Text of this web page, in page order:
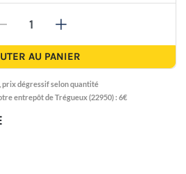
- +
AU PANIER
prix dégressif selon quantité
entrepôt de Trégueux (22950) : 6€